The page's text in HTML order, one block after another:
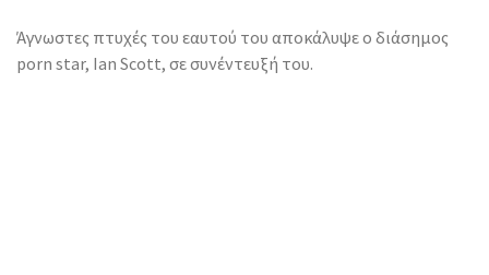
Άγνωστες πτυχές του εαυτού του αποκάλυψε ο διάσημος
porn star, Ian Scott, σε συνέντευξή του.